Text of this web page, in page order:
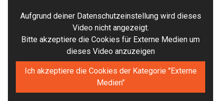
Aufgrund deiner Datenschutzeinstellung wird dieses
Video nicht angezeigt.
Bitte akzeptiere die Cookies für Externe Medien um
dieses Video anzuzeigen
Ich akzeptiere die Cookies der Kategorie "Externe
Medien"